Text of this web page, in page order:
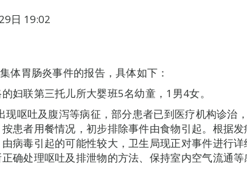
日 19:02
体胃肠炎事件的报告，具体如下：
妇联第三托儿所大婴班5名幼童，1男4女。
呕吐及腹泻等病征，部分患者已到医疗机构诊治
患者用餐情况，初步排除事件由食物引起。根据发
病毒引起的可能性较大，卫生局现正对事件进行详
确处理呕吐及排泄物的方法、保持室内空气流通